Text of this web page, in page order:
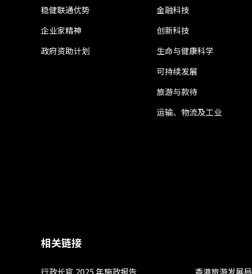
稳健联通优势
企业家精神
政府资助计划
金融科技
创新科技
生命与健康科学
可持续发展
旅游与款待
运输、物流及工业
相关链接
行政长官 2025 年施政报告 香港旅游发展局